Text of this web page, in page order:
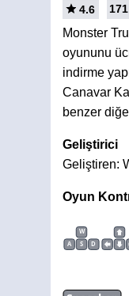
4.6 171
Monster
oyununu
indirme
Canavar
benzer
Geliştirici
Geliştiren:
Oyun
W
A
S D